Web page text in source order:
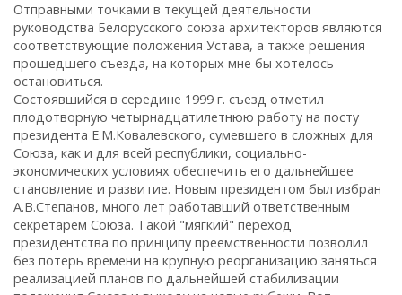
Отправными точками в текущей деятельности
руководства Белорусского союза архитекторов являются
соответствующие положения Устава, а также решения
прошедшего съезда, на которых мне бы хотелось
остановиться.
Состоявшийся в середине 1999 г. съезд отметил
плодотворную четырнадцатилетнюю работу на посту
президента Е.М.Ковалевского, сумевшего в сложных для
Союза, как и для всей республики, социально-
экономических условиях обеспечить его дальнейшее
становление и развитие. Новым президентом был избран
А.В.Степанов, много лет работавший ответственным
секретарем Союза. Такой "мягкий" переход
президентства по принципу преемственности позволил
без потерь времени на крупную реорганизацию заняться
реализацией планов по дальнейшей стабилизации